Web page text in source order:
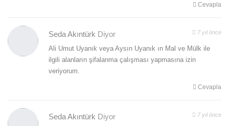
Cevapla
Seda Akıntürk Diyor 7 yıl önce
Ali Umut Uyanık veya Aysın Uyanık ın Mal ve Mülk ile
ilgili alanların şifalanma çalışması yapmasına izin
veriyorum.
Cevapla
Seda Akıntürk Diyor 7 yıl önce